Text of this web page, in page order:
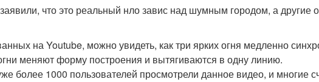
что это реальный нло завис над шумным городом, а другие
на Youtube, можно увидеть, как три ярких огня медленно
меняют форму построения и вытягиваются в одну линию.
более 1000 пользователей просмотрели данное видео, и многие